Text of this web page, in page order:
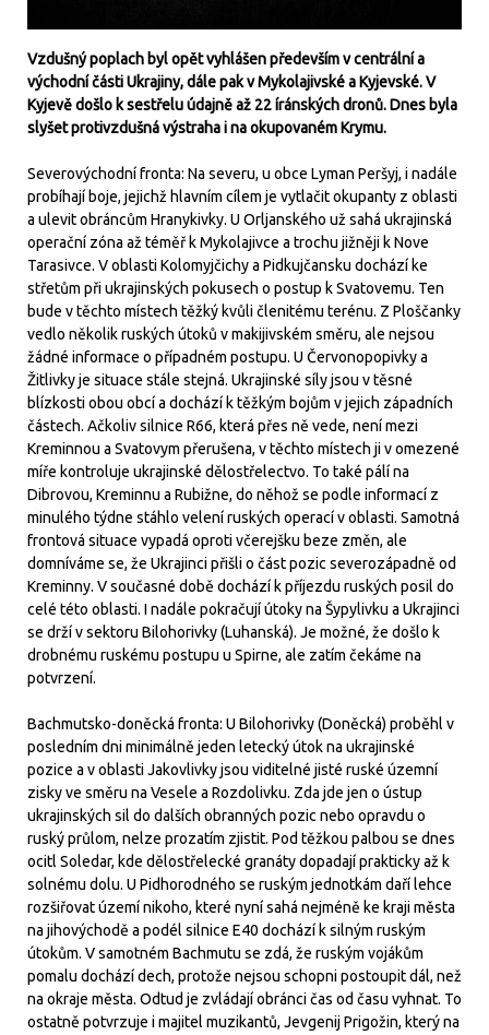
Vzdušný poplach byl opět vyhlášen především v centrální a
východní části Ukrajiny, dále pak v Mykolajivské a Kyjevské. V
Kyjevě došlo k sestřelu údajně až 22 íránských dronů. Dnes byla
slyšet protivzdušná výstraha i na okupovaném Krymu.
Severovýchodní fronta: Na severu, u obce Lyman Peršyj, i nadále
probíhají boje, jejichž hlavním cílem je vytlačit okupanty z oblasti
a ulevit obráncům Hranykivky. U Orljanského už sahá ukrajinská
operační zóna až téměř k Mykolajivce a trochu jižněji k Nove
Tarasivce. V oblasti Kolomyjčichy a Pidkujčansku dochází ke
střetům při ukrajinských pokusech o postup k Svatovemu. Ten
bude v těchto místech těžký kvůli členitému terénu. Z Ploščanky
vedlo několik ruských útoků v makijivském směru, ale nejsou
žádné informace o případném postupu. U Červonopopivky a
Žitlivky je situace stále stejná. Ukrajinské síly jsou v těsné
blízkosti obou obcí a dochází k těžkým bojům v jejich západních
částech. Ačkoliv silnice R66, která přes ně vede, není mezi
Kreminnou a Svatovym přerušena, v těchto místech ji v omezené
míře kontroluje ukrajinské dělostřelectvo. To také pálí na
Dibrovou, Kreminnu a Rubižne, do něhož se podle informací z
minulého týdne stáhlo velení ruských operací v oblasti. Samotná
frontová situace vypadá oproti včerejšku beze změn, ale
domníváme se, že Ukrajinci přišli o část pozic severozápadně od
Kreminny. V současné době dochází k příjezdu ruských posil do
celé této oblasti. I nadále pokračují útoky na Šypylivku a Ukrajinci
se drží v sektoru Bilohorivky (Luhanská). Je možné, že došlo k
drobnému ruskému postupu u Spirne, ale zatím čekáme na
potvrzení.
Bachmutsko-doněcká fronta: U Bilohorivky (Doněcká) proběhl v
posledním dni minimálně jeden letecký útok na ukrajinské
pozice a v oblasti Jakovlivky jsou viditelné jisté ruské územní
zisky ve směru na Vesele a Rozdolivku. Zda jde jen o ústup
ukrajinských sil do dalších obranných pozic nebo opravdu o
ruský průlom, nelze prozatím zjistit. Pod těžkou palbou se dnes
ocitl Soledar, kde dělostřelecké granáty dopadají prakticky až k
solnému dolu. U Pidhorodného se ruským jednotkám daří lehce
rozšiřovat území nikoho, které nyní sahá nejméně ke kraji města
na jihovýchodě a podél silnice E40 dochází k silným ruským
útokům. V samotném Bachmutu se zdá, že ruským vojákům
pomalu dochází dech, protože nejsou schopni postoupit dál, než
na okraje města. Odtud je zvládají obránci čas od času vyhnat. To
ostatně potvrzuje i majitel muzikantů, Jevgenij Prigožin, který na